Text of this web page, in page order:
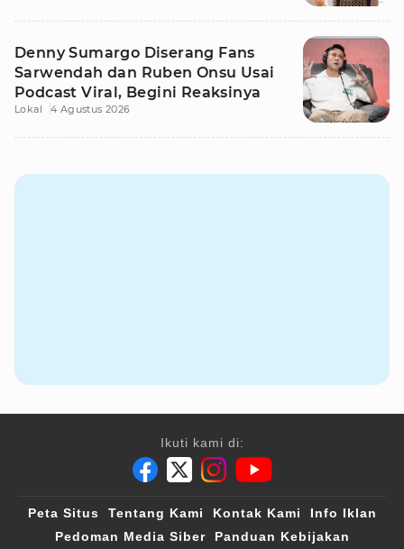
Denny Sumargo Diserang Fans
Sarwendah dan Ruben Onsu Usai
Podcast Viral, Begini Reaksinya
Lokal 4 Agustus 2026
Ikuti kami di:
Peta Situs Tentang Kami Kontak Kami
Info Iklan
Pedoman Media Siber
Panduan Kebijakan